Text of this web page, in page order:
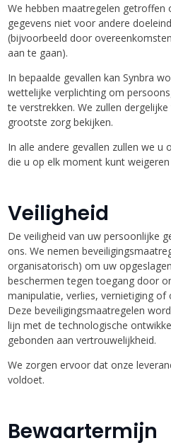
We hebben maatregelen
gegevens niet voor andere
(bijvoorbeeld door
aan te gaan).
In bepaalde gevallen kan Synbra
wettelijke verplichting om
te verstrekken. We zullen
grootste zorg bekijken.
In alle andere gevallen zullen we
die u op elk moment kunt
Veiligheid
De veiligheid van uw persoonlijke
ons. We nemen
organisatorisch) om uw
beschermen tegen toegang door
manipulatie, verlies, vernietiging
Deze beveiligingsmaatregelen
lijn met de technologische
gebonden aan vertrouwelijkheid.
We zorgen ervoor dat onze
voldoet.
Bewaartermijn